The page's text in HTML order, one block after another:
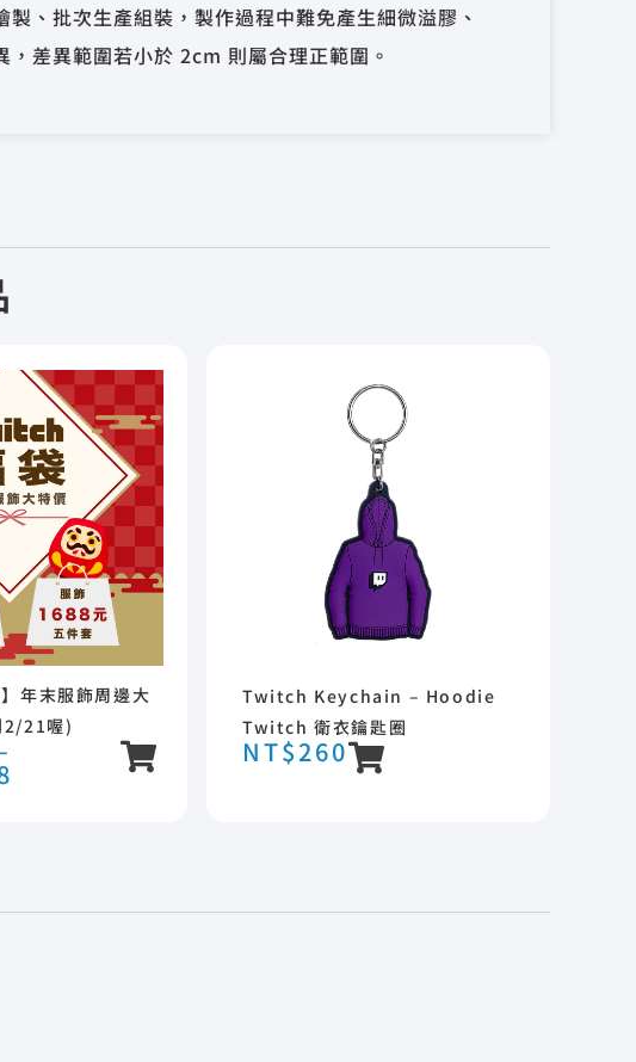
製、批次生產組裝，製作過程中難免產生細微溢膠、
，差異範圍若小於 2cm 則屬合理正範圍。
年末服飾周邊大
2/21喔)
Twitch Keychain – Hoodie
Twitch 衛衣鑰匙圈
NT$260